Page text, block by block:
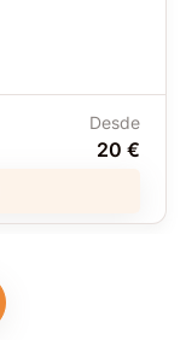
Desde
20 €